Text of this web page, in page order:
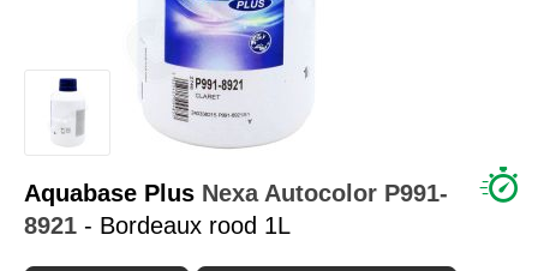
UITRUSTING VOOR CARROSSERIE
LABORATORIUMINSTALLATIE
HANDLEIDING & ADVIES
Aquabase Plus Nexa Autocolor P991-
8921 - Bordeaux rood 1L